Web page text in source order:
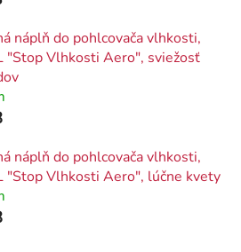
náplň do pohlcovača vlhkosti,
"Stop Vlhkosti Aero", sviežosť
náplň do pohlcovača vlhkosti,
"Stop Vlhkosti Aero", lúčne kvety